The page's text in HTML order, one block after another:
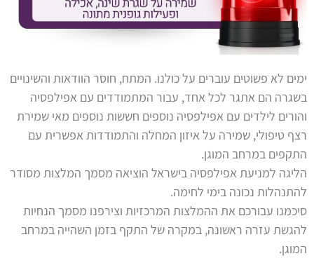
ימים לא פשוטים עוברים על כולנו. המתח, חוסר הוודאות והשינויים
בשגרה הם אתגר לכל אחד, עבור המתמודדים עם אפילפסיה
והורים לילדים עם אפילפסיה נוספים חששות נוספים מאי שמירת
רצף טיפולי, שמירה על איזון המחלה והתמודדות אפשרית עם
התקפים במרחב המוגן.
הליגה למניעת אפילפסיה בישראל הוציאה מסמך המלצות מסודר
להתנהלות נכונה בימי לחימה.
סיכמנו עבורכם את ההמלצות המרכזיות וצירפנו מסמך הנחיות
להגשת עזרה ראשונה, במקרה של התקף בזמן השהייה במרחב
המוגן.